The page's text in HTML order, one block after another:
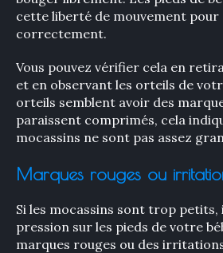
cette liberté de mouvement pour
correctement.
Vous pouvez vérifier cela en
et en observant les orteils de
orteils semblent avoir des
paraissent comprimés, cela
mocassins ne sont pas assez
Marques rouges ou
Si les mocassins sont trop
pression sur les pieds de votre
marques rouges ou des